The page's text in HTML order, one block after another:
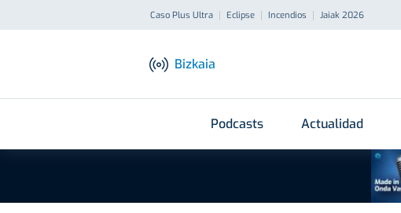
Caso Plus Ultra Eclipse Incendios Jaiak 2026
Bizkaia
Podcasts Actualidad